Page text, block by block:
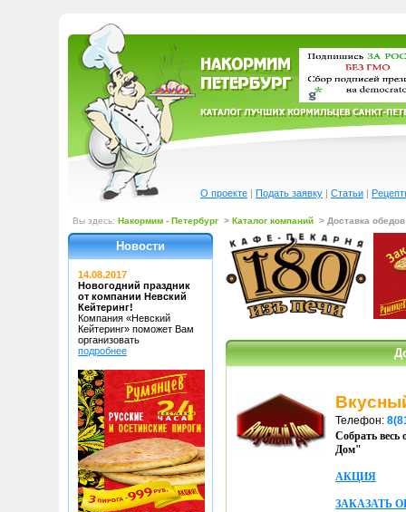
Телефон:
Собрать
Дом"
АКЦИЯ
ЗАКАЗАТЬ
Новости
14.08.2017
Новогодний праздник
от компании Невский
Кейтеринг!
Компания «Невский
Кейтеринг» поможет Вам
организовать
подробнее
О проекте | Подать заявку | Статьи |
Вы здесь: Накормим - Петербург > Каталог компаний > Доставка обедов